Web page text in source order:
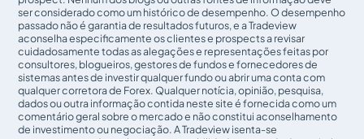
ser considerado como um histórico de desempenho. O desempenho
passado não é garantia de resultados futuros, e a Tradeview
aconselha especificamente os clientes e prospects a revisar
cuidadosamente todas as alegações e representações feitas por
consultores, blogueiros, gestores de fundos e fornecedores de
sistemas antes de investir qualquer fundo ou abrir uma conta com
qualquer corretora de Forex. Qualquer notícia, opinião, pesquisa,
dados ou outra informação contida neste site é fornecida como um
comentário geral sobre o mercado e não constitui aconselhamento
de investimento ou negociação. A Tradeview isenta-se